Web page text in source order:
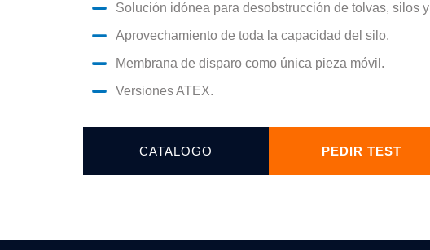
Solución idónea para desobstrucción de tolvas, silos
Aprovechamiento de toda la capacidad del silo.
Membrana de disparo como única pieza móvil.
Versiones ATEX.
CATALOGO PEDIR TEST